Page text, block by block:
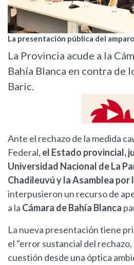
La presentación pública del
La Provincia acude a la
Bahía Blanca en contra de
Baric.
Ante el rechazo de la medida
Federal, el Estado provincial,
Universidad Nacional de La
Chadileuvú y la Asamblea por
interpusieron un recurso de
a la Cámara de Bahía Blanca
La nueva presentación tiene
el "error sustancial del
cuestión desde una óptica